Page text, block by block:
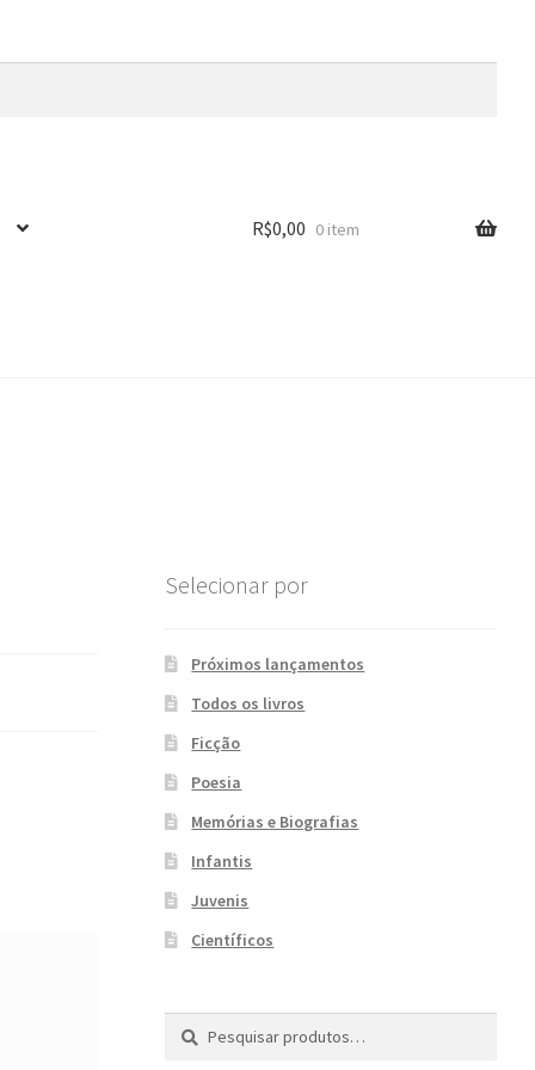
R$0,00 0 item
Selecionar por
Próximos lançamentos
Todos os livros
Ficção
Poesia
Memórias e Biografias
Infantis
Juvenis
Científicos
Pesquisar